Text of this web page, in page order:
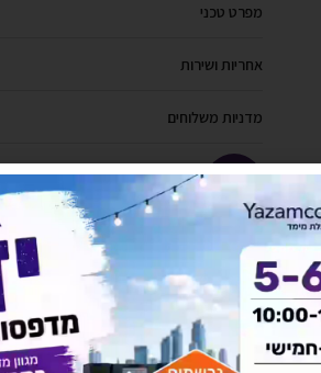
מפרט טכני
אחריות ושירות
מדניות משלוחים
יש לך שאלה על המוצר?
לחץ כאן ונציגנו יחזרו אליך